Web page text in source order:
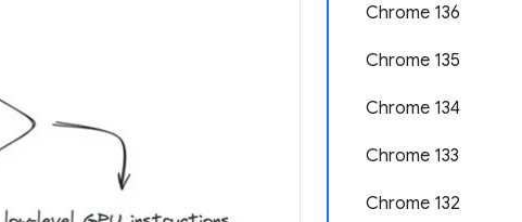
Chrome 136
Chrome 135
Chrome 134
Chrome 133
Chrome 132